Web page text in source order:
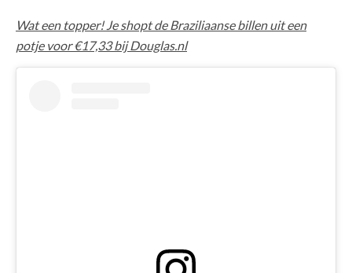
Wat een topper! Je shopt de Braziliaanse billen uit een
potje voor €17,33 bij Douglas.nl